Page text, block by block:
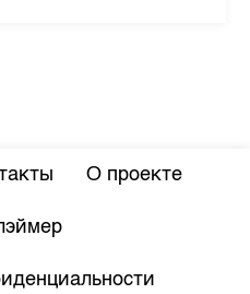
О проекте